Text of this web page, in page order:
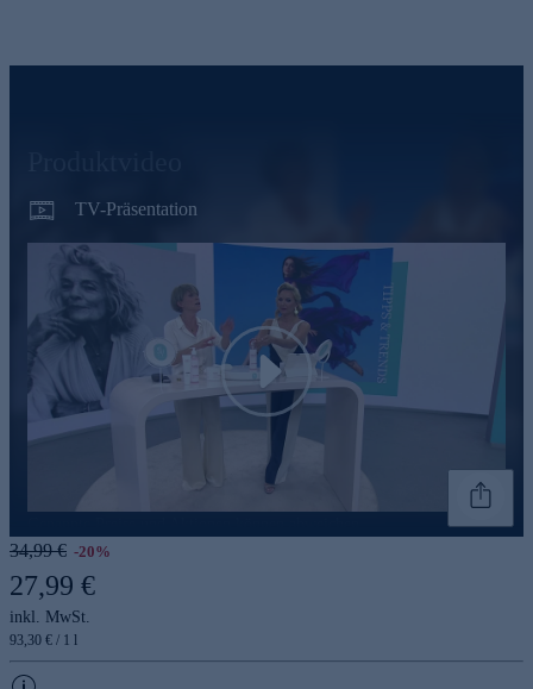
TV-Präsentation
Play
34,99 € -20%
27,99 €
inkl. MwSt.
93,30 € / 1 l